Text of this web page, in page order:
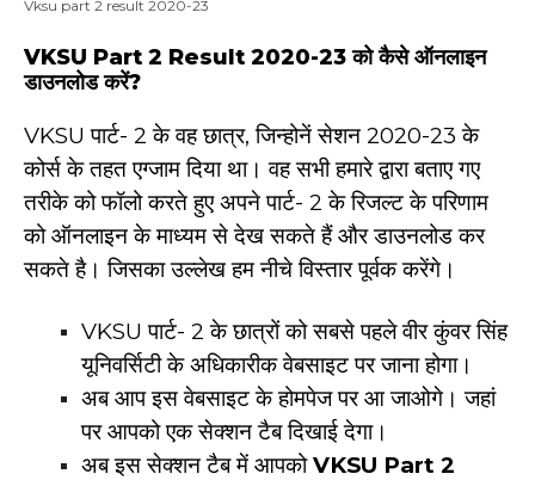
Vksu part 2 result 2020-23
VKSU Part 2 Result 2020-23 को कैसे ऑनलाइन
डाउनलोड करें?
VKSU पार्ट- 2 के वह छात्र, जिन्होनें सेशन 2020-23 के
कोर्स के तहत एग्जाम दिया था। वह सभी हमारे द्वारा बताए गए
तरीके को फॉलो करते हुए अपने पार्ट- 2 के रिजल्ट के परिणाम
को ऑनलाइन के माध्यम से देख सकते हैं और डाउनलोड कर
सकते है। जिसका उल्लेख हम नीचे विस्तार पूर्वक करेंगे।
VKSU पार्ट- 2 के छात्रों को सबसे पहले वीर कुंवर सिंह
यूनिवर्सिटी के अधिकारीक वेबसाइट पर जाना होगा।
अब आप इस वेबसाइट के होमपेज पर आ जाओगे। जहां
पर आपको एक सेक्शन टैब दिखाई देगा।
अब इस सेक्शन टैब में आपकोVKSU Part 2